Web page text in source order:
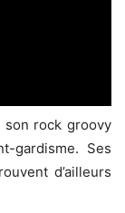
son rock groovy
gardisme. Ses
d’ailleurs